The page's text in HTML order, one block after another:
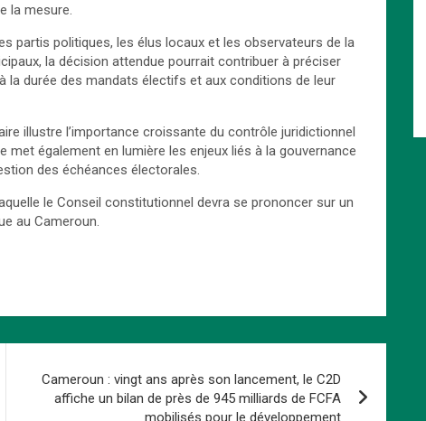
la mesure.
partis politiques, les élus locaux et les observateurs de la
la décision attendue pourrait contribuer à préciser
la durée des mandats électifs et aux conditions de leur
illustre l’importance croissante du contrôle juridictionnel
également en lumière les enjeux liés à la gouvernance
des échéances électorales.
le Conseil constitutionnel devra se prononcer sur un
au Cameroun.
Cameroun : vingt ans après son lancement, le C2D
affiche un bilan de près de 945 milliards de FCFA
mobilisés pour le développement